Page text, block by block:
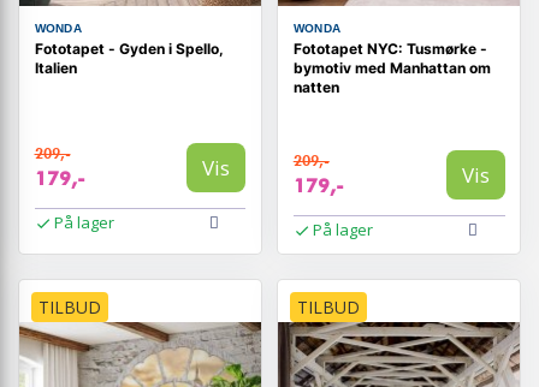
WONDA
Fototapet - Gyden i Spello,
Italien
209,-
179,- Vis
På lager
WONDA
Fototapet NYC: Tusmørke -
bymotiv med Manhattan om
natten
209,-
179,- Vis
På lager
TILBUD TILBUD